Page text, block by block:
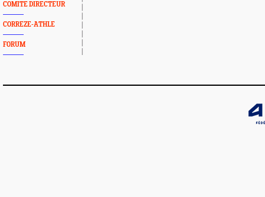
COMITE DIRECTEUR
CORREZE-ATHLE
FORUM